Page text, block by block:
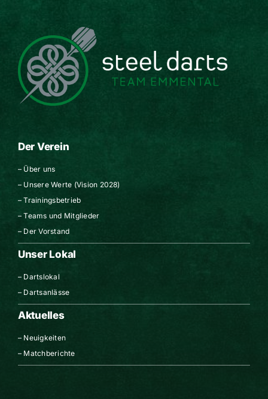
Der Verein
– Über uns
– Unsere Werte (Vision 2028)
–Trainingsbetrieb
–Teams und Mitglieder
– Der Vorstand
Unser Lokal
– Dartslokal
– Dartsanlässe
Aktuelles
– Neuigkeiten
– Matchberichte